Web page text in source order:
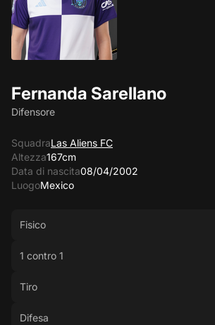
Fernanda Sarellano
Difensore
SquadraLas Aliens FC
Altezza167cm
Data di nascita08/04/2002
LuogoMexico
Fisico
1 contro 1
Tiro
Difesa